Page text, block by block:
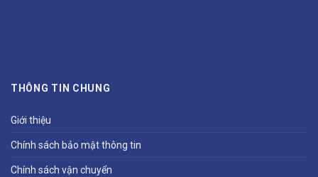
THÔNG TIN CHUNG
Giới thiệu
Chính sách bảo mật thông tin
Chính sách vận chuyển